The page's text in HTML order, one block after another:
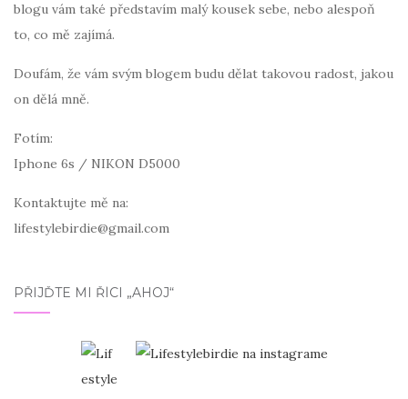
blogu vám také představím malý kousek sebe, nebo alespoň
to, co mě zajímá.
Doufám, že vám svým blogem budu dělat takovou radost, jakou
on dělá mně.
Fotím:
Iphone 6s / NIKON D5000
Kontaktujte mě na:
lifestylebirdie@gmail.com
PŘIJĎTE MI ŘÍCI „AHOJ“